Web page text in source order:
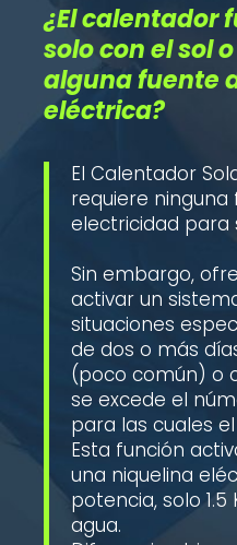
¿El calentador
solo con el sol
alguna fuente
eléctrica?
El Calentador
requiere ninguna
electricidad para
Sin embargo,
activar un
situaciones
de dos o más
(poco común) o
se excede el
para las cuales
Esta función
una niquelina
potencia, solo
agua.